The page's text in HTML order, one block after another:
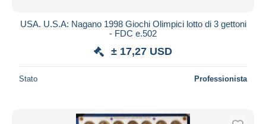
USA. U.S.A: Nagano 1998 Giochi Olimpici lotto di 3 gettoni
- FDC e.502
± 17,27 USD
Stato Professionista